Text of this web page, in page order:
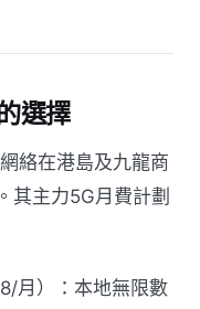
選擇
絡在港島及九龍商
其主力5G月費計劃
月）：本地無限數